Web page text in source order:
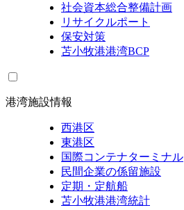
社会資本総合整備計画
リサイクルポート
保安対策
苫小牧港港湾BCP
港湾施設情報
西港区
東港区
国際コンテナターミナル
民間企業の係留施設
定期・定航船
苫小牧港港湾統計